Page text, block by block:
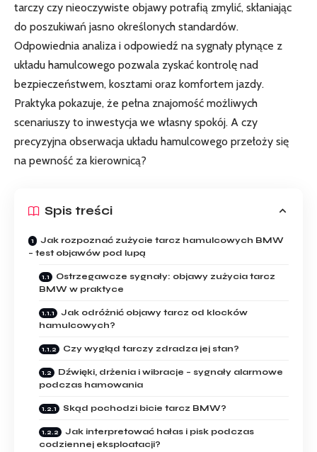
tarczy czy nieoczywiste objawy potrafią zmylić, skłaniając
do poszukiwań jasno określonych standardów.
Odpowiednia analiza i odpowiedź na sygnały płynące z
układu hamulcowego pozwala zyskać kontrolę nad
bezpieczeństwem, kosztami oraz komfortem jazdy.
Praktyka pokazuje, że pełna znajomość możliwych
scenariuszy to inwestycja we własny spokój. A czy
precyzyjna obserwacja układu hamulcowego przełoży się
na pewność za kierownicą?
Spis treści
Jak rozpoznać zużycie tarcz hamulcowych BMW
– test objawów pod lupą
Ostrzegawcze sygnały: objawy zużycia tarcz
BMW w praktyce
Jak odróżnić objawy tarcz od klocków
hamulcowych?
Czy wygląd tarczy zdradza jej stan?
Dźwięki, drżenia i wibracje – sygnały alarmowe
podczas hamowania
Skąd pochodzi bicie tarcz BMW?
Jak interpretować hałas i pisk podczas
codziennej eksploatacji?